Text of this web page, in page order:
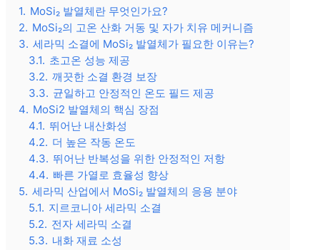
1. MoSi₂ 발열체란 무엇인가요?
2. MoSi₂의 고온 산화 거동 및 자가 치유 메커니즘
3. 세라믹 소결에 MoSi₂ 발열체가 필요한 이유는?
3.1. 초고온 성능 제공
3.2. 깨끗한 소결 환경 보장
3.3. 균일하고 안정적인 온도 필드 제공
4. MoSi2 발열체의 핵심 장점
4.1. 뛰어난 내산화성
4.2. 더 높은 작동 온도
4.3. 뛰어난 반복성을 위한 안정적인 저항
4.4. 빠른 가열로 효율성 향상
5. 세라믹 산업에서 MoSi₂ 발열체의 응용 분야
5.1. 지르코니아 세라믹 소결
5.2. 전자 세라믹 소결
5.3. 내화 재료 소성